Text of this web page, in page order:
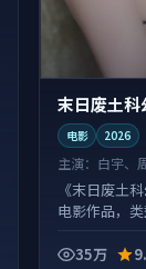
末日废土
电影 2026
主演： 白宇、
《末日废土
电影作品，
35万